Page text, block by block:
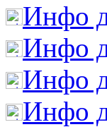
Инфо
Инфо
Инфо
Инфо